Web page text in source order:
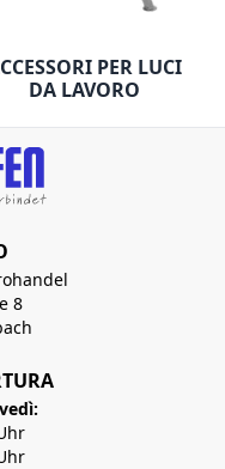
PER LUCI
DA LAVORO
8